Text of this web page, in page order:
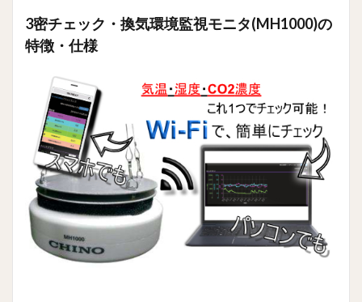
や
CSV
出力
に！
13
・PC
に常
時接
続し
てお
け
ば、
モニ
タリ
3密チェック・換気環境監視モニタ(MH1000)の
特徴・仕様